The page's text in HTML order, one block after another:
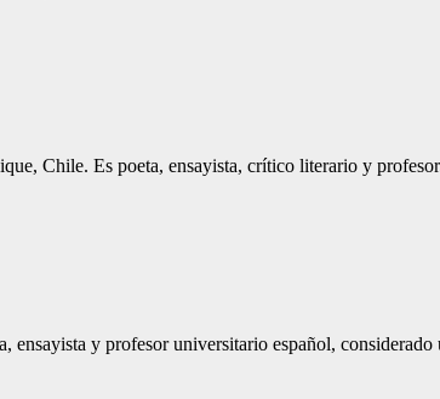
Chile. Es poeta, ensayista, crítico literario y
y profesor universitario español, considerado